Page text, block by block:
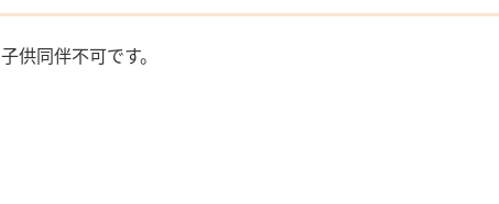
子供同伴不可です。